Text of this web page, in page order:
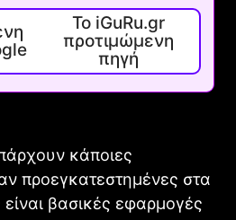
Το iGuRu.gr
προτιμώμενη
πηγή
κάποιες
προεγκατεστημένες στα
βασικές εφαρμογές